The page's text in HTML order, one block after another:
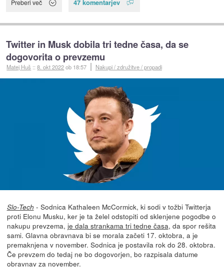
Preberi več 47 komentarjev
Twitter in Musk dobila tri tedne časa, da se
dogovorita o prevzemu
Matej Huš ::8. okt 2022ob 18:57 Nakupi / združitve / propadi
Slo-Tech - Sodnica Kathaleen McCormick, ki sodi v tožbi Twitterja
proti Elonu Musku, ker je ta želel odstopiti od sklenjene pogodbe o
nakupu prevzema, je dala strankama tri tedne časa, da spor rešita
sami. Glavna obravnava bi se morala začeti 17. oktobra, a je
premaknjena v november. Sodnica je postavila rok do 28. oktobra.
Če prevzem do tedaj ne bo dogovorjen, bo razpisala datume
obravnav za november.